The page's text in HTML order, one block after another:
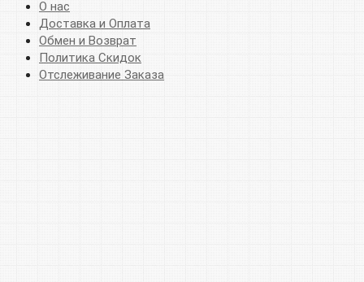
О нас
Доставка и Оплата
Обмен и Возврат
Политика Скидок
Отслеживание Заказа